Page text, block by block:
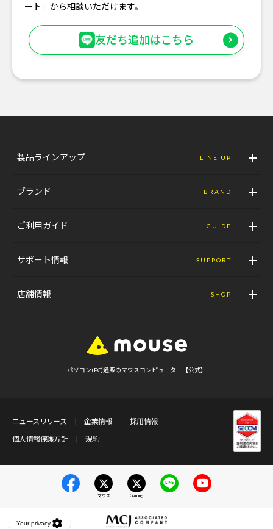
ート」から相談いただけます。
友だち追加はこちら
製品ラインアップ LINE UP
ブランド BRAND
ご利用ガイド GUIDE
サポート情報 SUPPORT
店舗情報 SHOP
パソコン(PC)通販のマウスコンピューター【公式】
ニュースリリース 企業情報
採用情報
個人情報保護方針
規約
マウス Gaming